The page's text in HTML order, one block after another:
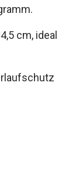
cm, ideal